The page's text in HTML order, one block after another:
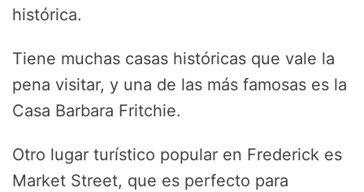
histórica.
Tiene muchas casas históricas que vale la
pena visitar, y una de las más famosas es la
Casa Barbara Fritchie.
Otro lugar turístico popular en Frederick es
Market Street, que es perfecto para